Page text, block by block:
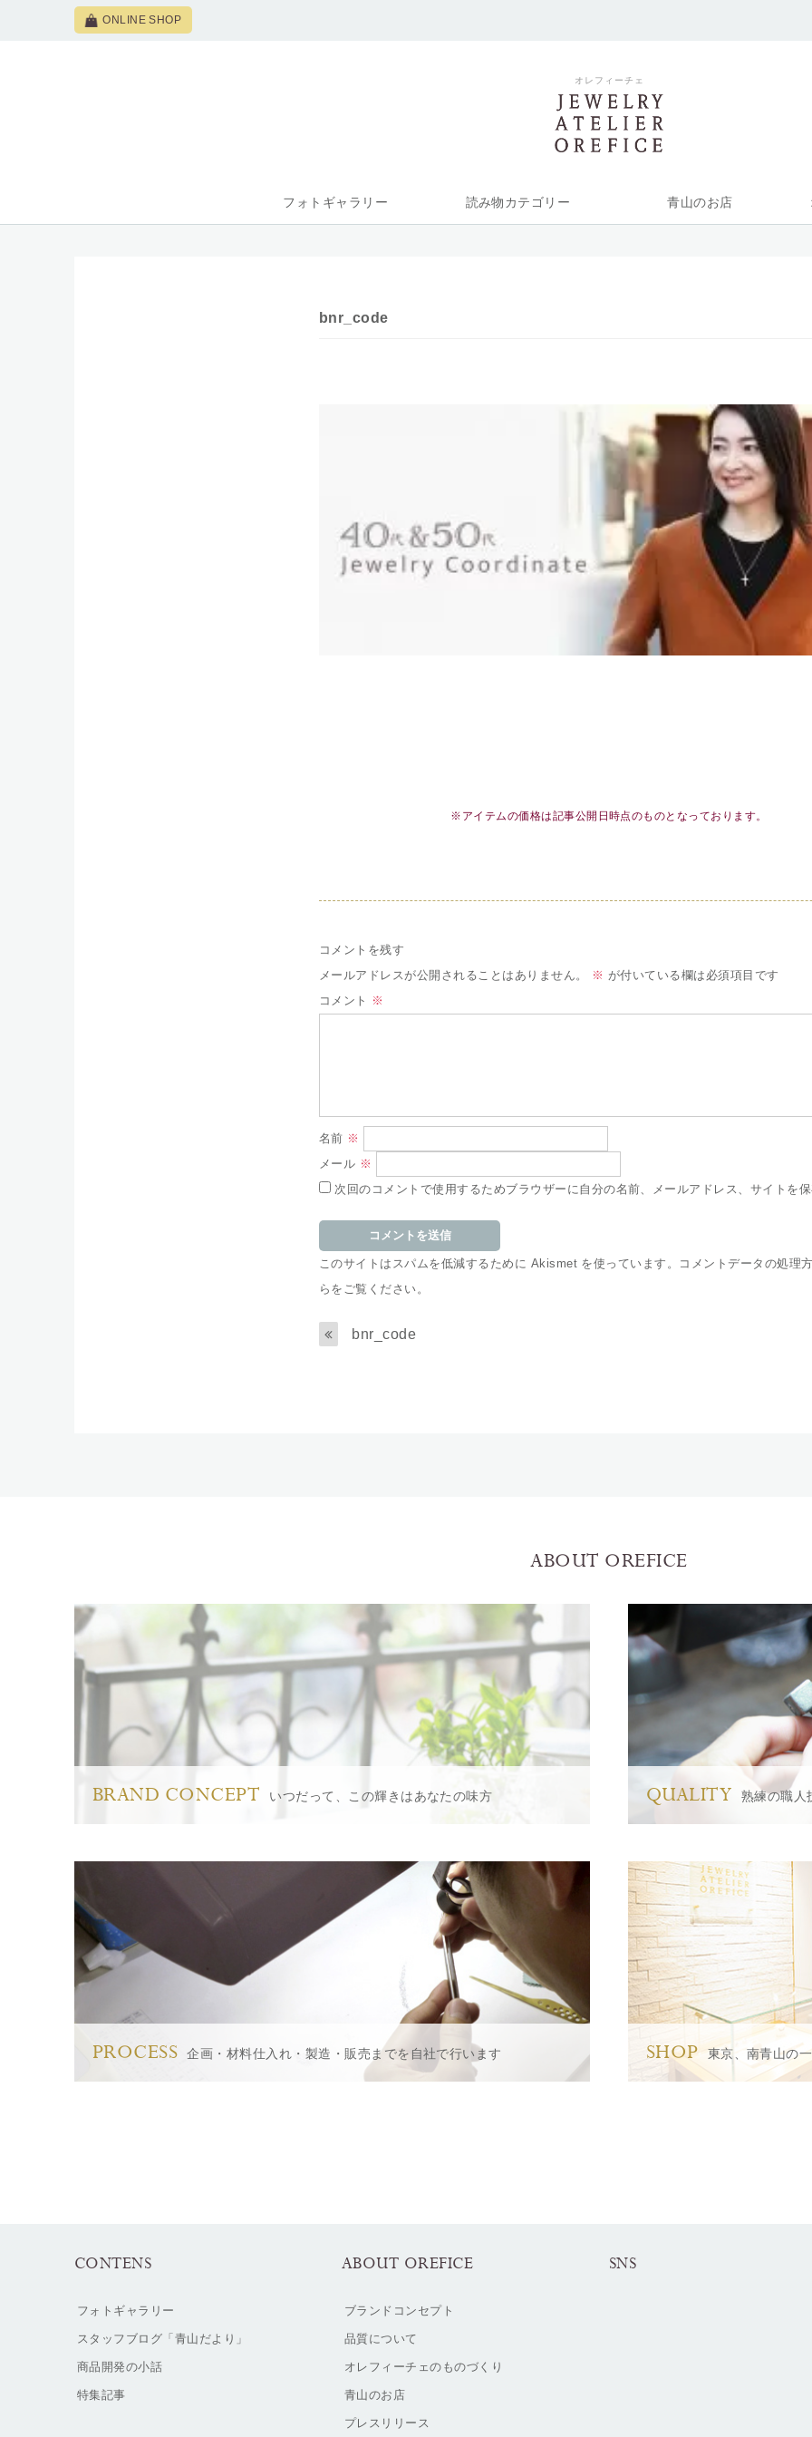
ONLINE SHOP
オレフィーチェ
フォトギャラリー 読み物カテゴリー 青山のお店
bnr_code
※アイテムの価格は記事公開日時点のものとなっております。
コメントを残す
メールアドレスが公開されることはありません。
※ が付いている欄は必須項目です
コメント
※
名前 ※
メール ※
次回のコメントで使用するためブラウザーに自分の名前、メールアドレス、サイトを
このサイトはスパムを低減するために Akismet を使っています。
コメントデータの処理
らをご覧ください。
bnr_code
ABOUT OREFICE
BRAND CONCEPT いつだって、この輝きはあなたの味方 QUALITY 熟練の職人
PROCESS 企画・材料仕入れ・製造・販売までを自社で行います SHOP 東京、南青山の
CONTENS
フォトギャラリー
スタッフブログ「青山だより」
商品開発の小話
特集記事
ABOUT OREFICE
ブランドコンセプト
品質について
オレフィーチェのものづくり
青山のお店
プレスリリース
SNS